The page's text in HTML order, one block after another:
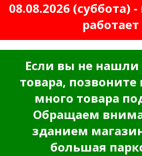
08.08.2026 (суббота)
работает
Если вы не нашли
товара, позвоните
много товара
Обращаем
зданием
большая